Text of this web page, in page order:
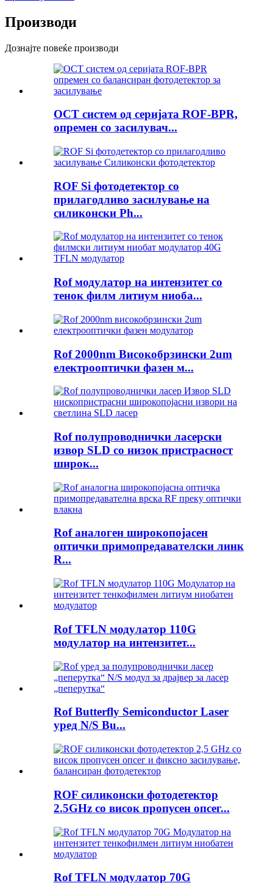
Производи
Дознајте повеќе производи
OCT систем од серијата ROF-BPR,
опремен со засилувач...
ROF Si фотодетектор со
прилагодливо засилување на
силиконски Ph...
Rof модулатор на интензитет со
тенок филм литиум ниоба...
Rof 2000nm Високобрзински 2um
електрооптички фазен м...
Rof полупроводнички ласерски
извор SLD со низок пристрасност
широк...
Rof аналоген широкопојасен
оптички примопредавателски линк
R...
Rof TFLN модулатор 110G
модулатор на интензитет...
Rof Butterfly Semiconductor Laser
уред N/S Bu...
ROF силиконски фотодетектор
2.5GHz со висок пропусен опсег...
Rof TFLN модулатор 70G